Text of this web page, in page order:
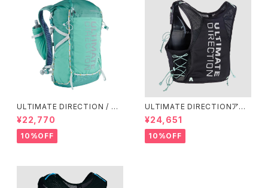
ULTIMATE DIRECTION / ア
ルティメット ディレクション Fas
tpackher 20 Women'S / Em
erald 2.0
¥22,770
10%OFF
ULTIMATE DIRECTIONアル
ディメット ディレクション/ XOD
US VESTA（エクソドス ベスタ）
ウィメンズ / ONYX
¥24,651
10%OFF